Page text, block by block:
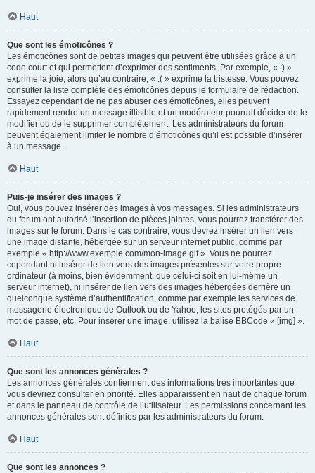
Haut
Que sont les émoticônes ?
Les émoticônes sont de petites images qui peuvent être utilisées grâce à un
code court et qui permettent d’exprimer des sentiments. Par exemple, « :) »
exprime la joie, alors qu’au contraire, « :( » exprime la tristesse. Vous pouvez
consulter la liste complète des émoticônes depuis le formulaire de rédaction.
Essayez cependant de ne pas abuser des émoticônes, elles peuvent
rapidement rendre un message illisible et un modérateur pourrait décider de le
modifier ou de le supprimer complètement. Les administrateurs du forum
peuvent également limiter le nombre d’émoticônes qu’il est possible d’insérer
à un message.
Haut
Puis-je insérer des images ?
Oui, vous pouvez insérer des images à vos messages. Si les administrateurs
du forum ont autorisé l’insertion de pièces jointes, vous pourrez transférer des
images sur le forum. Dans le cas contraire, vous devrez insérer un lien vers
une image distante, hébergée sur un serveur internet public, comme par
exemple « http://www.exemple.com/mon-image.gif ». Vous ne pourrez
cependant ni insérer de lien vers des images présentes sur votre propre
ordinateur (à moins, bien évidemment, que celui-ci soit en lui-même un
serveur internet), ni insérer de lien vers des images hébergées derrière un
quelconque système d’authentification, comme par exemple les services de
messagerie électronique de Outlook ou de Yahoo, les sites protégés par un
mot de passe, etc. Pour insérer une image, utilisez la balise BBCode « [img] ».
Haut
Que sont les annonces générales ?
Les annonces générales contiennent des informations très importantes que
vous devriez consulter en priorité. Elles apparaissent en haut de chaque forum
et dans le panneau de contrôle de l’utilisateur. Les permissions concernant les
annonces générales sont définies par les administrateurs du forum.
Haut
Que sont les annonces ?